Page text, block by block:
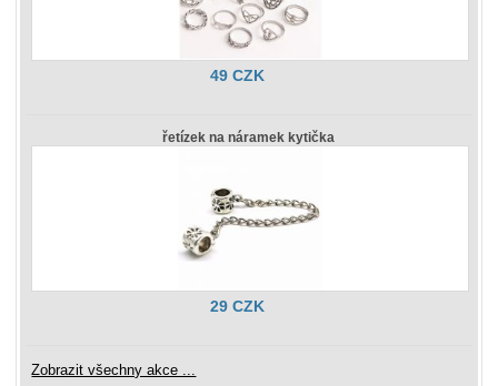
49 CZK
řetízek na náramek kytička
29 CZK
Zobrazit všechny akce ...